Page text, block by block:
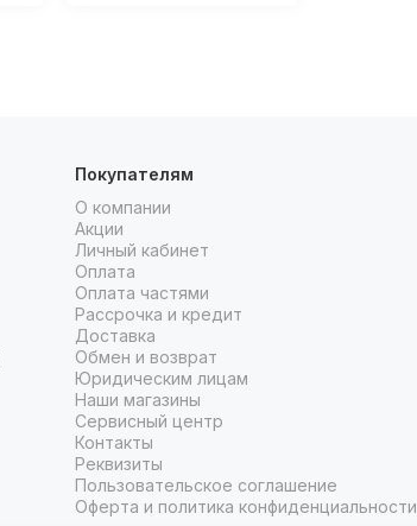
Покупателям
О компании
Акции
Личный кабинет
Оплата
Оплата частями
Рассрочка и кредит
Доставка
Обмен и возврат
Юридическим лицам
Наши магазины
Сервисный центр
Контакты
Реквизиты
Пользовательское соглашение
Оферта и политика конфиденциальности